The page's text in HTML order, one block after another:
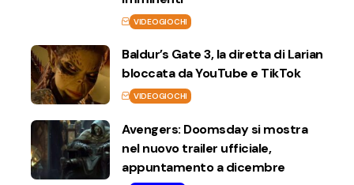
VIDEOGIOCHI
Baldur’s Gate 3, la diretta di Larian
bloccata da YouTube e TikTok
VIDEOGIOCHI
Avengers: Doomsday si mostra
nel nuovo trailer ufficiale,
appuntamento a dicembre